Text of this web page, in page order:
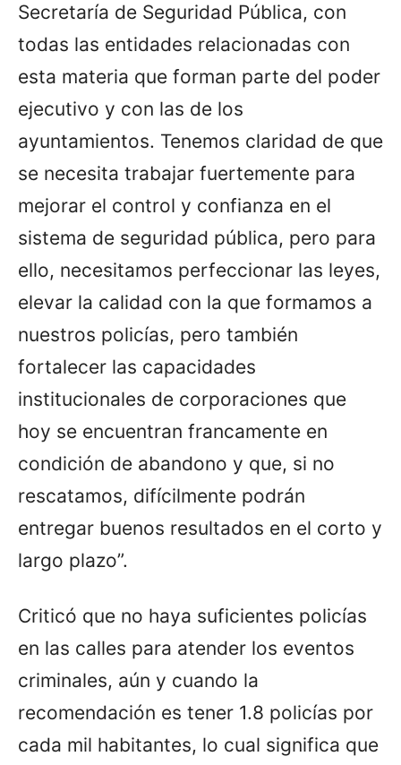
Secretaría de Seguridad Pública, con
todas las entidades relacionadas con
esta materia que forman parte del poder
ejecutivo y con las de los
ayuntamientos. Tenemos claridad de que
se necesita trabajar fuertemente para
mejorar el control y confianza en el
sistema de seguridad pública, pero para
ello, necesitamos perfeccionar las leyes,
elevar la calidad con la que formamos a
nuestros policías, pero también
fortalecer las capacidades
institucionales de corporaciones que
hoy se encuentran francamente en
condición de abandono y que, si no
rescatamos, difícilmente podrán
entregar buenos resultados en el corto y
largo plazo”.
Criticó que no haya suficientes policías
en las calles para atender los eventos
criminales, aún y cuando la
recomendación es tener 1.8 policías por
cada mil habitantes, lo cual significa que